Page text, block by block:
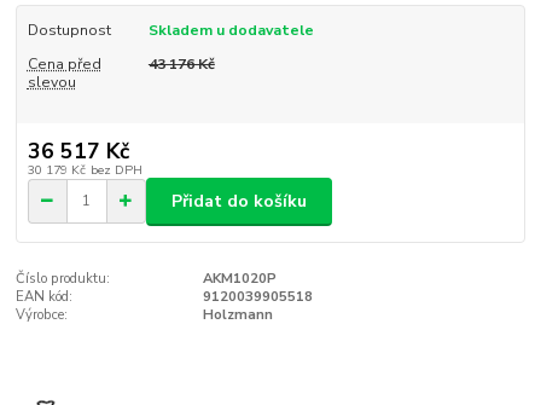
Dostupnost
Skladem u dodavatele
Cena před
slevou
43 176 Kč
36 517 Kč
30 179 Kč bez DPH
Přidat do košíku
Číslo produktu:
AKM1020P
EAN kód:
9120039905518
Výrobce:
Holzmann